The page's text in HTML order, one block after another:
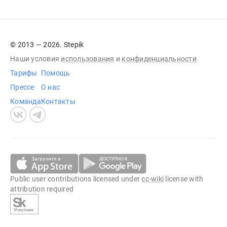
© 2013 — 2026. Stepik
Наши условия использования и конфиденциальности
Тарифы
Прессе
Команда
Помощь
О нас
Контакты
Public user contributions licensed undercc-wiki license with
attribution required